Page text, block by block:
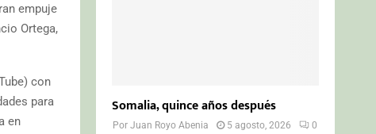
empuje
Ortega,
con
para
en
Somalia, quince años después
PorJuan Royo Abenia 5 agosto, 2026 0